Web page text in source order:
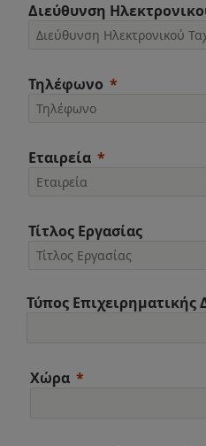
Διεύθυνση
Τηλέφωνο
Εταιρεία
Τίτλος Εργασίας
Τύπος Επιχειρηματικής
Χώρα